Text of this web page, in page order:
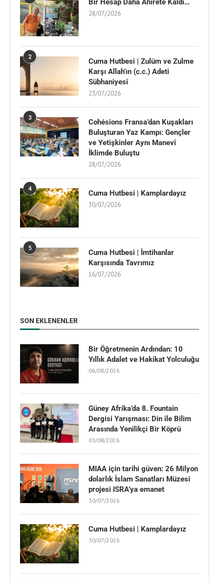
Bir Hesap Daha Ahirete Kaldı…
28/07/2026
2
Cuma Hutbesi | Zulüm ve Zulme
Karşı Allah’ın (c.c.) Adeti
Sübhaniyesi
23/07/2026
3
Cohésions Fransa’dan Kuşakları
Buluşturan Yaz Kampı: Gençler
ve Yetişkinler Aynı Manevî
İklimde Buluştu
28/07/2026
4 Cuma Hutbesi | Kamplardayız
30/07/2026
5
Cuma Hutbesi | İmtihanlar
Karşısında Tavrımız
16/07/2026
SON EKLENENLER
Bir Öğretmenin Ardından: 10
Yıllık Adalet ve Hakikat Yolculuğu
06/08/2026
Güney Afrika’da 8. Fountain
Dergisi Yarışması: Din ile Bilim
Arasında Yenilikçi Bir Köprü
03/08/2026
MIAA için tarihi güven: 26 Milyon
dolarlık İslam Sanatları Müzesi
projesi ISRA’ya emanet
30/07/2026
Cuma Hutbesi | Kamplardayız
30/07/2026